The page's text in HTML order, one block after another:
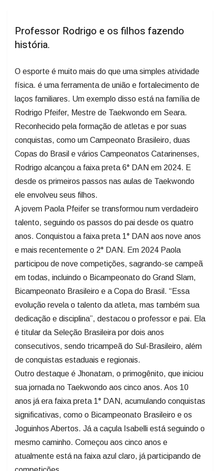
Professor Rodrigo e os filhos fazendo
história.
O esporte é muito mais do que uma simples atividade
física. é uma ferramenta de união e fortalecimento de
laços familiares. Um exemplo disso está na família de
Rodrigo Pfeifer, Mestre de Taekwondo em Seara.
Reconhecido pela formação de atletas e por suas
conquistas, como um Campeonato Brasileiro, duas
Copas do Brasil e vários Campeonatos Catarinenses,
Rodrigo alcançou a faixa preta 6° DAN em 2024. E
desde os primeiros passos nas aulas de Taekwondo
ele envolveu seus filhos.
A jovem Paola Pfeifer se transformou num verdadeiro
talento, seguindo os passos do pai desde os quatro
anos. Conquistou a faixa preta 1° DAN aos nove anos
e mais recentemente o 2° DAN. Em 2024 Paola
participou de nove competições, sagrando-se campeã
em todas, incluindo o Bicampeonato do Grand Slam,
Bicampeonato Brasileiro e a Copa do Brasil. “Essa
evolução revela o talento da atleta, mas também sua
dedicação e disciplina”, destacou o professor e pai. Ela
é titular da Seleção Brasileira por dois anos
consecutivos, sendo tricampeã do Sul-Brasileiro, além
de conquistas estaduais e regionais.
Outro destaque é Jhonatam, o primogênito, que iniciou
sua jornada no Taekwondo aos cinco anos. Aos 10
anos já era faixa preta 1° DAN, acumulando conquistas
significativas, como o Bicampeonato Brasileiro e os
Joguinhos Abertos. Já a caçula Isabelli está seguindo o
mesmo caminho. Começou aos cinco anos e
atualmente está na faixa azul claro, já participando de